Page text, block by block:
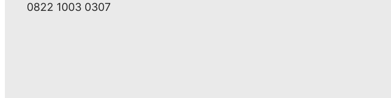
0822 1003 0307